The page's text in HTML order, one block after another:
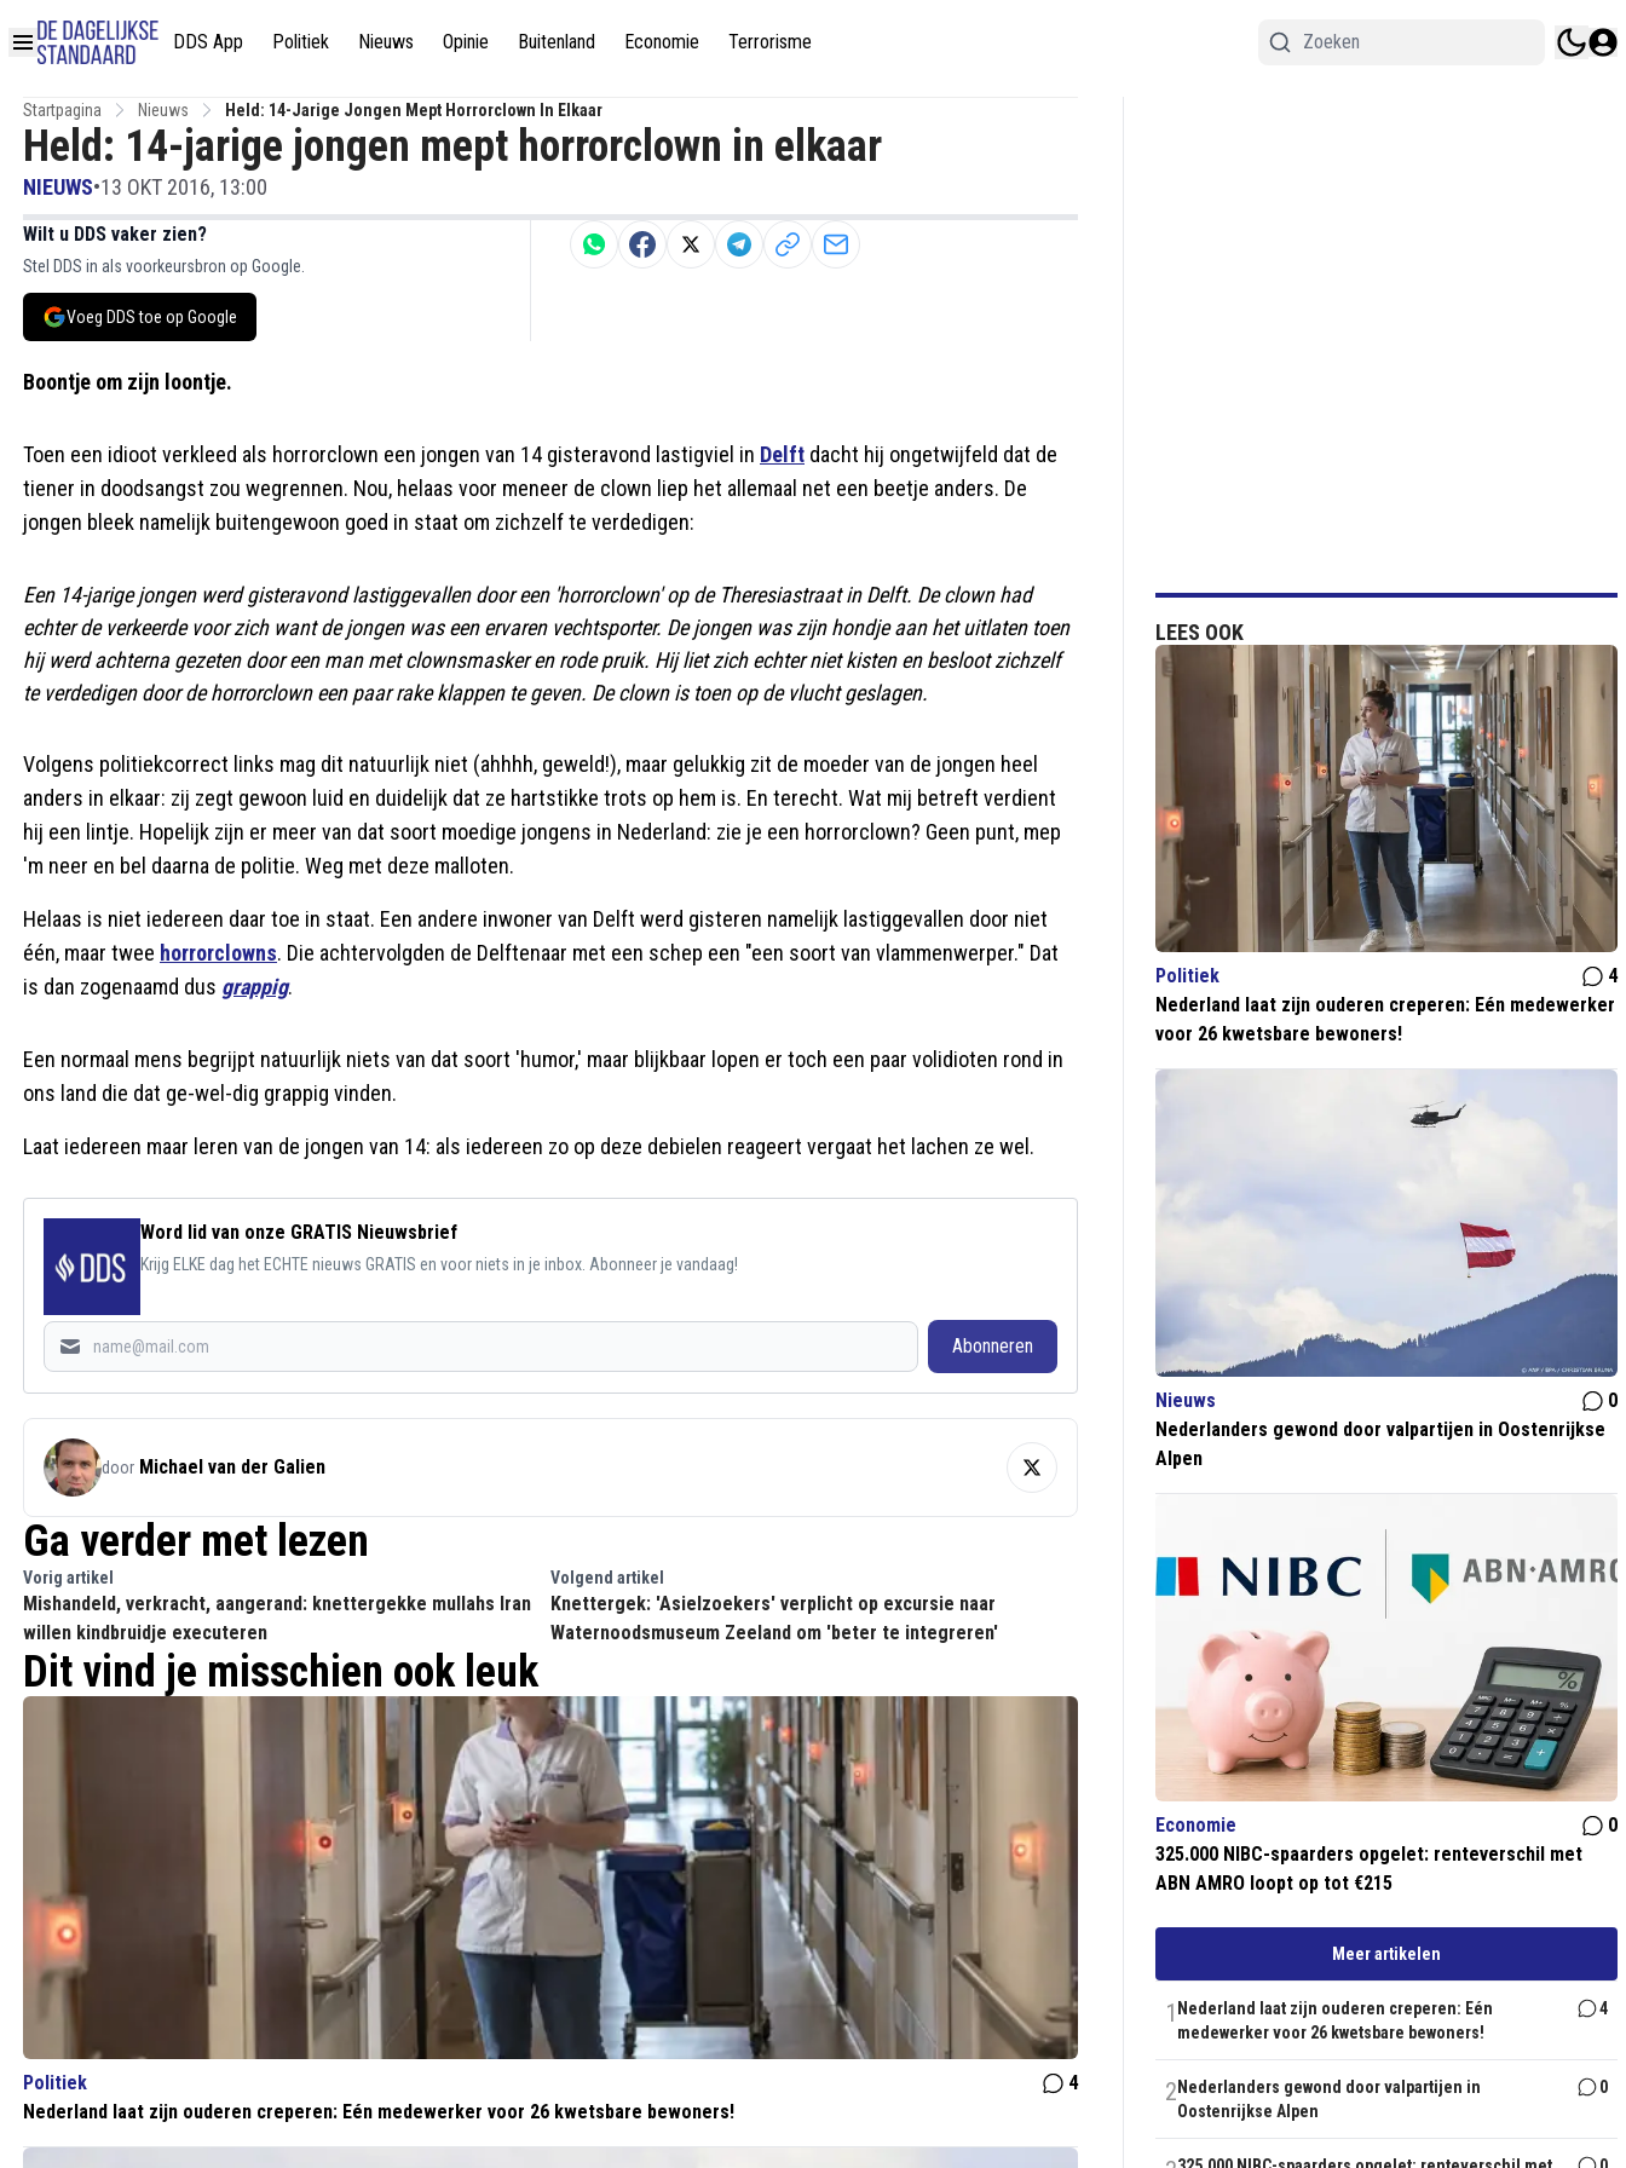
DDS App Politiek Nieuws Opinie Buitenland Economie Terrorisme
Startpagina Nieuws Held: 14-Jarige Jongen Mept Horrorclown In Elkaar
Held: 14-jarige jongen mept horrorclown in elkaar
NIEUWS•13 OKT 2016, 13:00
Wilt u DDS vaker zien?
Stel DDS in als voorkeursbron op Google.
Voeg DDS toe op Google
Boontje om zijn loontje.
Toen een idioot verkleed als horrorclown een jongen van 14 gisteravond lastigviel in Delft dacht hij ongetwijfeld dat de
tiener in doodsangst zou wegrennen. Nou, helaas voor meneer de clown liep het allemaal net een beetje anders. De
jongen bleek namelijk buitengewoon goed in staat om zichzelf te verdedigen:
Een 14-jarige jongen werd gisteravond lastiggevallen door een 'horrorclown' op de Theresiastraat in Delft. De clown had
echter de verkeerde voor zich want de jongen was een ervaren vechtsporter. De jongen was zijn hondje aan het uitlaten toen
hij werd achterna gezeten door een man met clownsmasker en rode pruik. Hij liet zich echter niet kisten en besloot zichzelf
te verdedigen door de horrorclown een paar rake klappen te geven. De clown is toen op de vlucht geslagen.
Volgens politiekcorrect links mag dit natuurlijk niet (ahhhh, geweld!), maar gelukkig zit de moeder van de jongen heel
anders in elkaar: zij zegt gewoon luid en duidelijk dat ze hartstikke trots op hem is. En terecht. Wat mij betreft verdient
hij een lintje. Hopelijk zijn er meer van dat soort moedige jongens in Nederland: zie je een horrorclown? Geen punt, mep
'm neer en bel daarna de politie. Weg met deze malloten.
Helaas is niet iedereen daar toe in staat. Een andere inwoner van Delft werd gisteren namelijk lastiggevallen door niet
één, maar twee horrorclowns. Die achtervolgden de Delftenaar met een schep een "een soort van vlammenwerper." Dat
is dan zogenaamd dus grappig.
Een normaal mens begrijpt natuurlijk niets van dat soort 'humor,' maar blijkbaar lopen er toch een paar volidioten rond in
ons land die dat ge-wel-dig grappig vinden.
Laat iedereen maar leren van de jongen van 14: als iedereen zo op deze debielen reageert vergaat het lachen ze wel.
Word lid van onze GRATIS Nieuwsbrief
Krijg ELKE dag het ECHTE nieuws GRATIS en voor niets in je inbox. Abonneer je vandaag!
Abonneren
door Michael van der Galien
Ga verder met lezen
Vorig artikel
Mishandeld, verkracht, aangerand: knettergekke mullahs Iran
willen kindbruidje executeren
Volgend artikel
Knettergek: 'Asielzoekers' verplicht op excursie naar
Waternoodsmuseum Zeeland om 'beter te integreren'
Dit vind je misschien ook leuk
Politiek
4
Nederland laat zijn ouderen creperen: Eén medewerker voor 26 kwetsbare bewoners!
LEES OOK
Politiek
4
Nederland laat zijn ouderen creperen: Eén medewerker
voor 26 kwetsbare bewoners!
Nieuws
0
Nederlanders gewond door valpartijen in Oostenrijkse
Alpen
Economie
0
325.000 NIBC-spaarders opgelet: renteverschil met
ABN AMRO loopt op tot €215
Meer artikelen
1 Nederland laat zijn ouderen creperen: Eén
medewerker voor 26 kwetsbare bewoners!
4
2 Nederlanders gewond door valpartijen in
Oostenrijkse Alpen
0